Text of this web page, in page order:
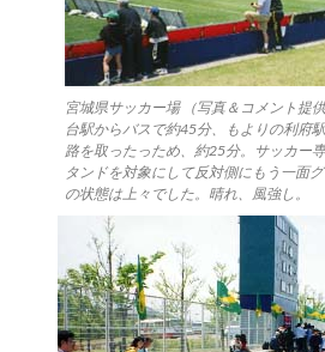
宮城県サッカー場 （写真＆コメント提
台駅からバスで約45分、もよりの利府
路を取ったっため、約25分。サッカー
タンドを対象にして反対側にもう一面
の状態は上々でした。晴れ、風強し。